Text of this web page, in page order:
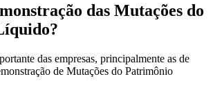
das Mutações do
das empresas, principalmente as de
de Mutações do Patrimônio